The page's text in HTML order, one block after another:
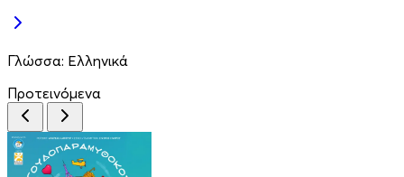
Γλώσσα: Ελληνικά
Προτεινόμενα